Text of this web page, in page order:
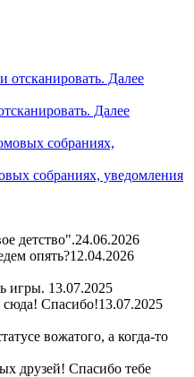
Далее
собраниях, уведомления
детство".24.06.2026
опять?12.04.2026
игры. 13.07.2025
сюда! Спасибо!13.07.2025
вожатого, а когда-то
друзей! Спасибо тебе